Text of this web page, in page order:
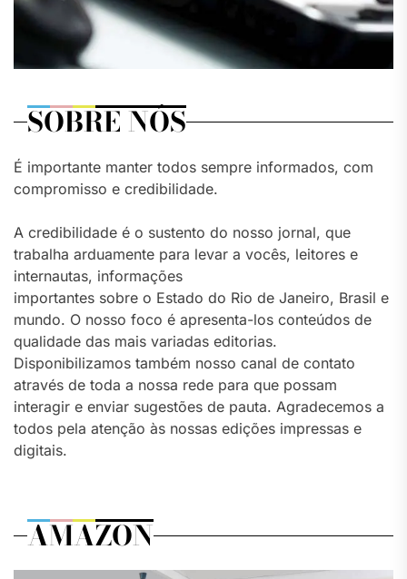
SOBRE NÓS
É importante manter todos sempre informados, com
compromisso e credibilidade.
A credibilidade é o sustento do nosso jornal, que
trabalha arduamente para levar a vocês, leitores e
internautas, informações
importantes sobre o Estado do Rio de Janeiro, Brasil e
mundo. O nosso foco é apresenta-los conteúdos de
qualidade das mais variadas editorias.
Disponibilizamos também nosso canal de contato
através de toda a nossa rede para que possam
interagir e enviar sugestões de pauta. Agradecemos a
todos pela atenção às nossas edições impressas e
digitais.
AMAZON